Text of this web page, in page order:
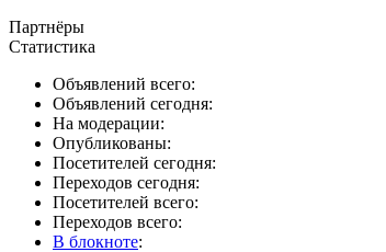
Партнёры
Статистика
Объявлений всего:
Объявлений сегодня:
На модерации:
Опубликованы:
Посетителей сегодня:
Переходов сегодня:
Посетителей всего:
Переходов всего:
В блокноте: